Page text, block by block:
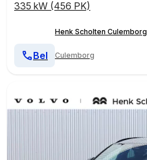
335 kW (456 PK)
Henk Scholten Culemborg
Culemborg
Bel